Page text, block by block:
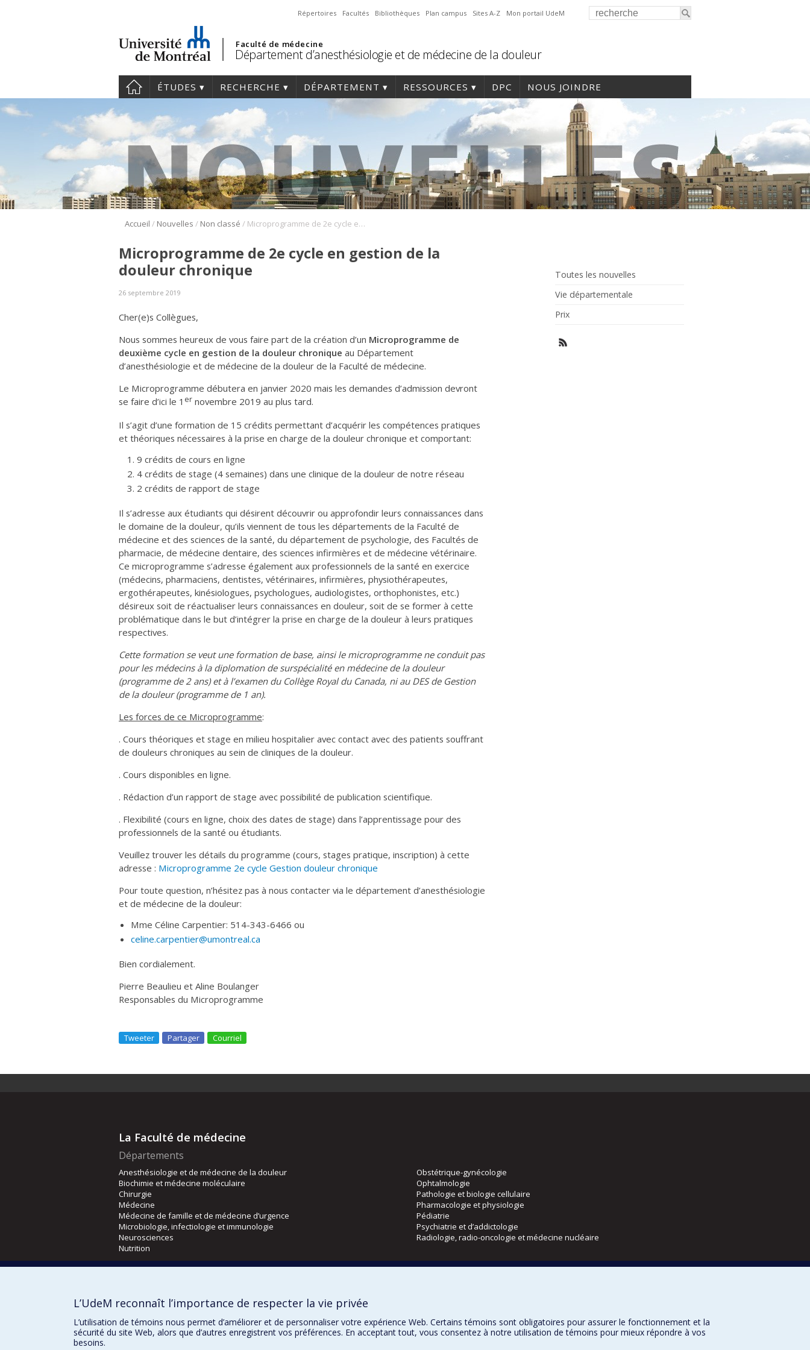
Répertoires Facultés Bibliothèques Plan campus Sites A-Z Mon portail UdeM
Faculté de médecine
Département d’anesthésiologie et de médecine de la douleur
ÉTUDES RECHERCHE DÉPARTEMENT RESSOURCES DPC NOUS JOINDRE
Accueil / Nouvelles / Non classé / Microprogramme de 2e cycle en gestion de la douleur chronique
Toutes les nouvelles
Vie départementale
Prix
Microprogramme de 2e cycle en gestion de la
douleur chronique
26 septembre 2019
Cher(e)s Collègues,
Nous sommes heureux de vous faire part de la création d’un Microprogramme de
deuxième cycle en gestion de la douleur chronique au Département
d’anesthésiologie et de médecine de la douleur de la Faculté de médecine.
Le Microprogramme débutera en janvier 2020 mais les demandes d’admission devront
se faire d’ici le 1 er novembre 2019 au plus tard.
Il s’agit d’une formation de 15 crédits permettant d’acquérir les compétences pratiques
et théoriques nécessaires à la prise en charge de la douleur chronique et comportant:
9 crédits de cours en ligne
4 crédits de stage (4 semaines) dans une clinique de la douleur de notre réseau
2 crédits de rapport de stage
Il s’adresse aux étudiants qui désirent découvrir ou approfondir leurs connaissances dans
le domaine de la douleur, qu’ils viennent de tous les départements de la Faculté de
médecine et des sciences de la santé, du département de psychologie, des Facultés de
pharmacie, de médecine dentaire, des sciences infirmières et de médecine vétérinaire.
Ce microprogramme s’adresse également aux professionnels de la santé en exercice
(médecins, pharmaciens, dentistes, vétérinaires, infirmières, physiothérapeutes,
ergothérapeutes, kinésiologues, psychologues, audiologistes, orthophonistes, etc.)
désireux soit de réactualiser leurs connaissances en douleur, soit de se former à cette
problématique dans le but d’intégrer la prise en charge de la douleur à leurs pratiques
respectives.
Cette formation se veut une formation de base, ainsi le microprogramme ne conduit pas
pour les médecins à la diplomation de surspécialité en médecine de la douleur
(programme de 2 ans) et à l’examen du Collège Royal du Canada, ni au DES de Gestion
de la douleur (programme de 1 an).
Les forces de ce Microprogramme:
. Cours théoriques et stage en milieu hospitalier avec contact avec des patients souffrant
de douleurs chroniques au sein de cliniques de la douleur.
. Cours disponibles en ligne.
. Rédaction d’un rapport de stage avec possibilité de publication scientifique.
. Flexibilité (cours en ligne, choix des dates de stage) dans l’apprentissage pour des
professionnels de la santé ou étudiants.
Veuillez trouver les détails du programme (cours, stages pratique, inscription) à cette
adresse : Microprogramme 2e cycle Gestion douleur chronique
Pour toute question, n’hésitez pas à nous contacter via le département d’anesthésiologie
et de médecine de la douleur:
Mme Céline Carpentier: 514-343-6466 ou
celine.carpentier@umontreal.ca
Bien cordialement.
Pierre Beaulieu et Aline Boulanger
Responsables du Microprogramme
Tweeter Partager Courriel
La Faculté de médecine
Départements
Anesthésiologie et de médecine de la douleur
Biochimie et médecine moléculaire
Chirurgie
Médecine
Médecine de famille et de médecine d’urgence
Microbiologie, infectiologie et immunologie
Neurosciences
Nutrition
Obstétrique-gynécologie
Ophtalmologie
Pathologie et biologie cellulaire
Pharmacologie et physiologie
Pédiatrie
Psychiatrie et d’addictologie
Radiologie, radio-oncologie et médecine nucléaire
Orthophonie et audiologie
L’UdeM reconnaît l’importance de respecter la vie privée
L’utilisation de témoins nous permet d’améliorer et de personnaliser votre expérience Web. Certains témoins sont obligatoires pour assurer le fonctionnement et la
sécurité du site Web, alors que d’autres enregistrent vos préférences. En acceptant tout, vous consentez à notre utilisation de témoins pour mieux répondre à vos
besoins.